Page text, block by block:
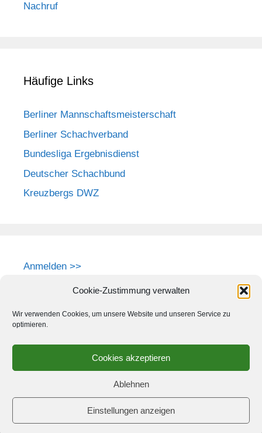
Cookie-Zustimmung verwalten
Wir verwenden Cookies, um unsere Website und unseren Service zu
optimieren.
Cookies akzeptieren
Ablehnen
Einstellungen anzeigen
Nachruf
Häufige Links
Berliner Mannschaftsmeisterschaft
Berliner Schachverband
Bundesliga Ergebnisdienst
Deutscher Schachbund
Kreuzbergs DWZ
Anmelden >>
© 2026 Schach-Club Kreuzberg e.V. GeneratePress